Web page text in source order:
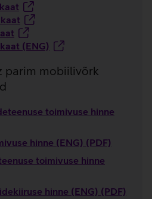
(ENG)
parim mobiilivõrk
toimivuse hinne
hinne (ENG) (PDF)
toimivuse hinne
hinne (ENG) (PDF)